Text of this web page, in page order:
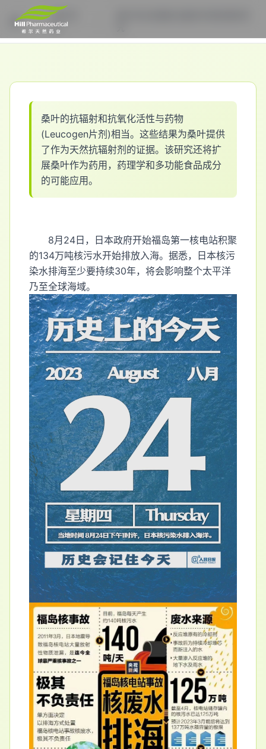
首页
希尔资
讯
桑叶的抗辐射和抗氧化活性与药物
(Leucogen片剂 )相 当。 这些结果为桑叶提供
了作为天然抗辐射剂 的证据。 该研究还将扩
展桑叶作为药用 ， 药理学和多功能食品成分
的可能应用。
8月24日，日本政府开始福岛第一核电站积聚
的134万吨核污水开始排放入海。据悉，日本核污
染水排海至少要持续30年，将会影响整个太平洋
乃至全球海域。